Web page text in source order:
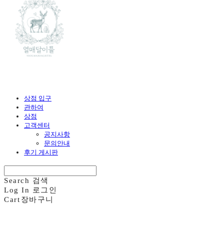
상점 입구
관하여
상점
고객센터
공지사항
문의안내
후기 게시판
Search 검색
Log In
로그인
Cart 장바구니